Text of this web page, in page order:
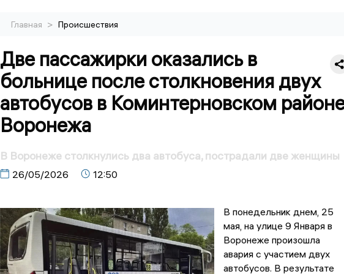
Главная > Происшествия
Две пассажирки оказались в
больнице после столкновения двух
автобусов в Коминтерновском
Воронежа
В Воронеже столкнулись два автобуса, пострадали две женщины
26/05/2026 12:50
В понедельник днем, 25
мая, на улице 9 Января в
Воронеже произошла
авария с участием двух
автобусов. В результате